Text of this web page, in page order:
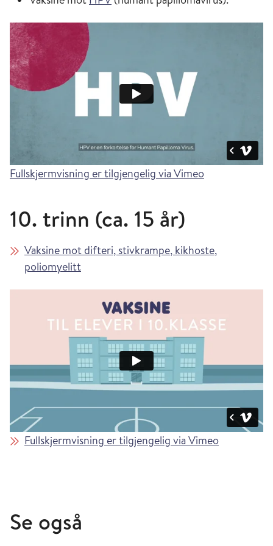
Fullskjermvisning er tilgjengelig via Vimeo
10. trinn (ca. 15 år)
Vaksine mot difteri, stivkrampe, kikhoste,
poliomyelitt
Fullskjermvisning er tilgjengelig via Vimeo
Se også